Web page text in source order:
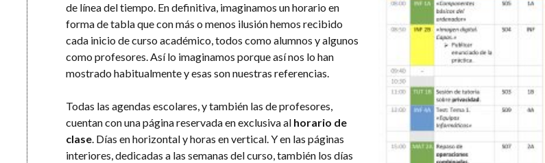
de línea del tiempo. En definitiva, imaginamos un horario en
forma de tabla que con más o menos ilusión hemos recibido
cada inicio de curso académico, todos como alumnos y algunos
como profesores. Así lo imaginamos porque así nos lo han
mostrado habitualmente y esas son nuestras referencias.
Todas las agendas escolares, y también las de profesores,
cuentan con una página reservada en exclusiva al horario de
clase. Días en horizontal y horas en vertical. Y en las páginas
interiores, dedicadas a las semanas del curso, también los días